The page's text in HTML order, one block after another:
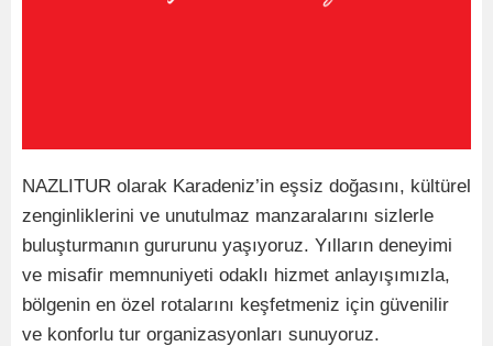
NAZLITUR olarak Karadeniz’in eşsiz doğasını, kültürel
zenginliklerini ve unutulmaz manzaralarını sizlerle
buluşturmanın gururunu yaşıyoruz. Yılların deneyimi
ve misafir memnuniyeti odaklı hizmet anlayışımızla,
bölgenin en özel rotalarını keşfetmeniz için güvenilir
ve konforlu tur organizasyonları sunuyoruz.